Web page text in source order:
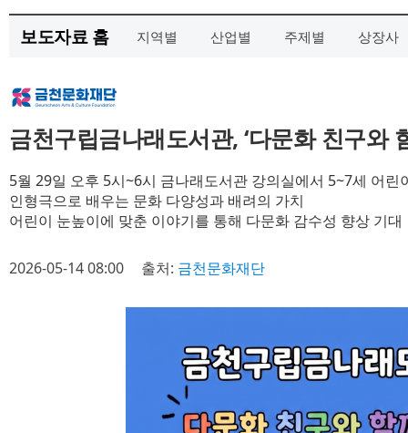
보도자료 홈 지역별 산업별 주제별 상장사
금천구립금나래도서관, ‘다문화 친구와
5월 29일 오후 5시~6시 금나래도서관 강의실에서 5~7세 어린
인형극으로 배우는 문화 다양성과 배려의 가치
어린이 눈높이에 맞춘 이야기를 통해 다문화 감수성 향상 기대
2026-05-14 08:00 출처: 금천문화재단